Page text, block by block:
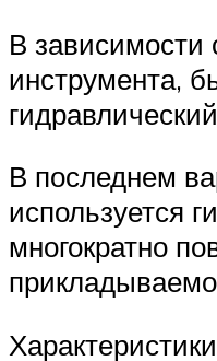
В зависимости
инструмента,
В последнем
используется
многократно